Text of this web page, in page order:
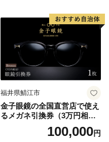
福井県鯖江市
金子眼鏡の全国直営店で使え
るメガネ引換券（3万円相
100,000円